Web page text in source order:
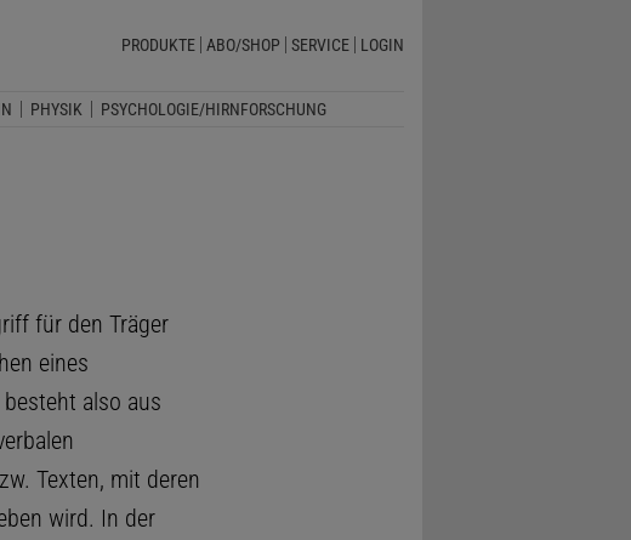
PRODUKTE ABO/SHOP SERVICE LOGIN
PHYSIK PSYCHOLOGIE/HIRNFORSCHUNG
für den Träger
eines
also aus
Texten, mit deren
wird. In der